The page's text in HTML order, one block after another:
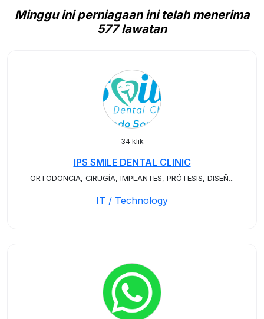
Minggu ini perniagaan ini telah menerima
577 lawatan
34 klik
IPS SMILE DENTAL CLINIC
ORTODONCIA, CIRUGÍA, IMPLANTES, PRÓTESIS, DISEÑ...
IT / Technology